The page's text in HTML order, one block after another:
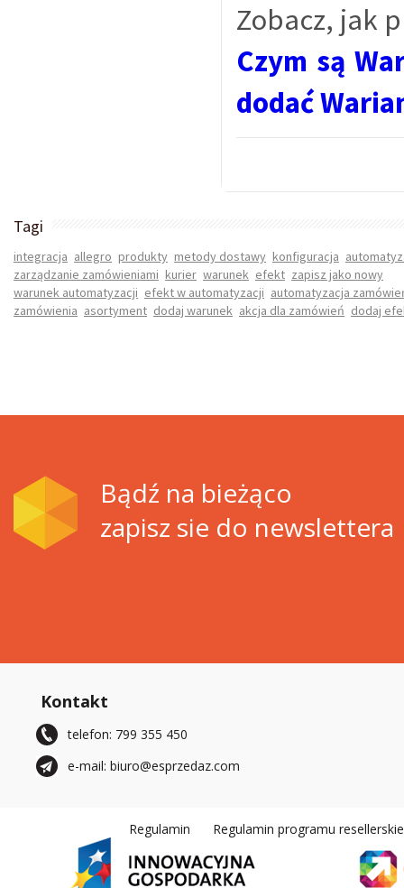
Zobacz, jak
Czym są
dodać
Tagi
integracja allegro produkty metody dostawy konfiguracja
zarządzanie zamówieniami kurier warunek efekt zapisz jako nowy
warunek automatyzacji efekt w automatyzacji automatyzacja
zamówienia asortyment dodaj warunek akcja dla zamówień dodaj
Bądź na bieżąco
zapisz sie do newslettera
Kontakt
telefon: 799 355 450
e-mail: biuro@esprzedaz.com
Regulamin Regulamin programu